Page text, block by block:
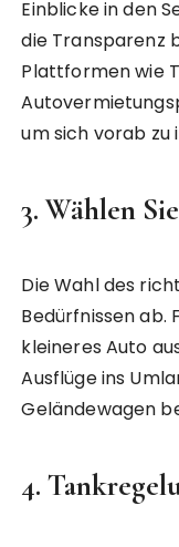
Einblicke in den
die Transparenz
Plattformen wie
um sich vorab zu
3.Wählen
Die Wahl des
Bedürfnissen ab.
kleineres Auto
Ausflüge ins
Geländewagen
4.